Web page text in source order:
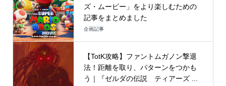
ズ・ムービー」をより楽しむための
記事をまとめました
企画記事
【TotK攻略】ファントムガノン撃退
法！距離を取り、パターンをつかも
う｜『ゼルダの伝説 ティアーズ ...